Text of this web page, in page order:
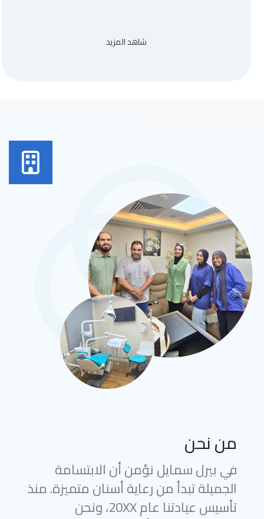
شاهد المزيد
من نحن
في بيرل سمايل نؤمن أن الابتسامة
الجميلة تبدأ من رعاية أسنان متميزة. منذ
تأسيس عيادتنا عام 20XX، ونحن